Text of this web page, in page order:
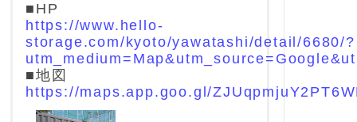
■HP
https://www.hello-
storage.com/kyoto/yawatashi/detail/6680/?
■地図
https://maps.app.goo.gl/